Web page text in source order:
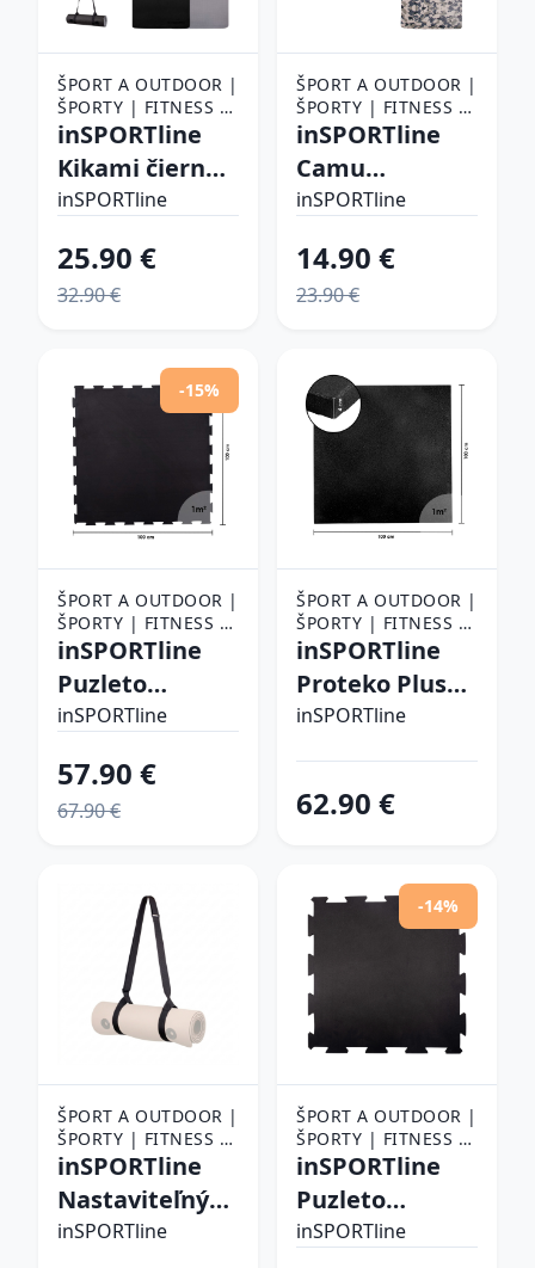
ŠPORT A OUTDOOR |
ŠPORTY | FITNESS |
POMÔCKY NA
PODLOŽKY NA
CVIČENIE
inSPORTline
Kikami čierno-
šedá
inSPORTline
25.90 €
32.90 €
ŠPORT A OUTDOOR |
ŠPORTY | FITNESS |
POMÔCKY NA
PODLOŽKY NA
CVIČENIE
inSPORTline
Camu
173x61x0,4 cm
inSPORTline
14.90 €
23.90 €
-15%
ŠPORT A OUTDOOR |
ŠPORTY | FITNESS |
POMÔCKY NA
PODLOŽKY NA
CVIČENIE
inSPORTline
Puzleto
100x100x1,5
inSPORTline
57.90 €
67.90 €
ŠPORT A OUTDOOR |
ŠPORTY | FITNESS |
POMÔCKY NA
PODLOŽKY NA
CVIČENIE
inSPORTline
Proteko Plus
100x100x4 cm
inSPORTline
62.90 €
ŠPORT A OUTDOOR |
ŠPORTY | FITNESS |
POMÔCKY NA
PODLOŽKY NA
CVIČENIE
inSPORTline
Nastaviteľný
popruh pre
inSPORTline
-14%
ŠPORT A OUTDOOR |
ŠPORTY | FITNESS |
POMÔCKY NA
PODLOŽKY NA
CVIČENIE
inSPORTline
Puzleto
50x50x1,5 cm
inSPORTline